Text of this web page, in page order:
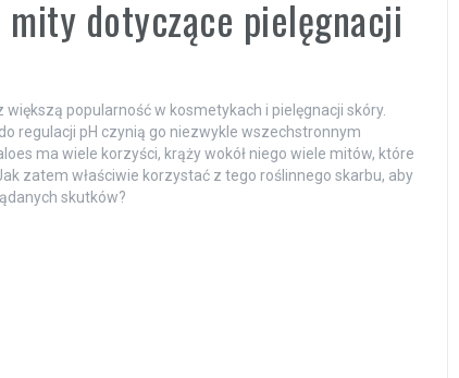
mity dotyczące pielęgnacji
popularność w kosmetykach i pielęgnacji skóry.
regulacji pH czynią go niezwykle wszechstronnym
ma wiele korzyści, krąży wokół niego wiele mitów, które
zatem właściwie korzystać z tego roślinnego skarbu, aby
skutków?